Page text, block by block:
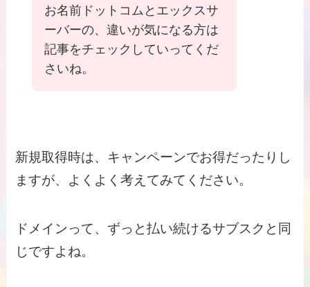
お名前ドットコムとエックスサ
ーバーの、違いが気になる方は
記事をチェックしていってくだ
さいね。
新規取得時は、キャンペーンでお得だったりし
ますが、よくよく考えてみてください。
ドメインって、ずっと払い続けるサブスクと同
じですよね。